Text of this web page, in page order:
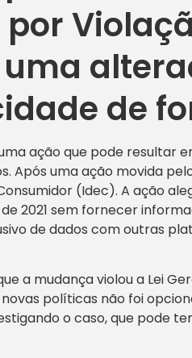
por
de
ação que pode resultar
Após uma ação movida
(Idec). A ação
2021 sem fornecer
de dados com outras
a mudança violou a Lei
políticas não foi
o caso, que pode